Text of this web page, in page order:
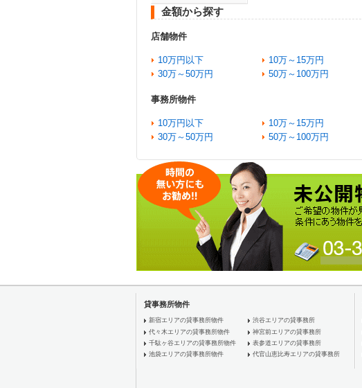
金額から探す
店舗物件
10万円以下 10万～15万円
30万～50万円
50万～100万円
事務所物件
10万円以下 10万～15万円
30万～50万円
50万～100万円
貸事務所物件
新宿エリアの貸事務所物件
代々木エリアの貸事務所物件
千駄ヶ谷エリアの貸事務所物件
池袋エリアの貸事務所物件
渋谷エリアの貸事務所
神宮前エリアの貸事務所
表参道エリアの貸事務所
代官山恵比寿エリアの貸事務所